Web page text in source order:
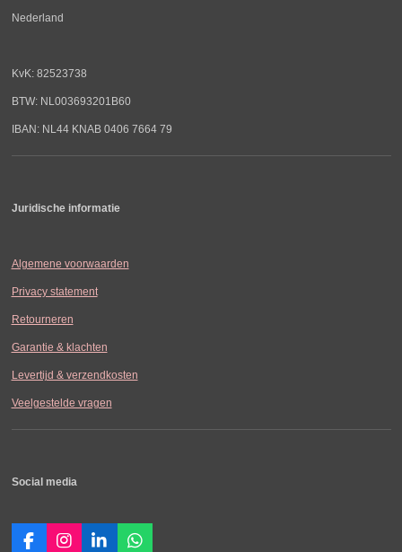
Nederland
KvK: 82523738
BTW: NL003693201B60
IBAN: NL44 KNAB 0406 7664 79
Juridische informatie
Algemene voorwaarden
Privacy statement
Retourneren
Garantie & klachten
Levertijd & verzendkosten
Veelgestelde vragen
Social media
F
I
L
W